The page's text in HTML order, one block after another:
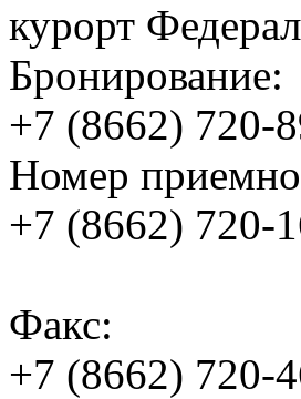
курорт
Бронирование:
+7 (8662) 720-
Номер
+7 (8662) 720-
Факс:
+7 (8662) 720-